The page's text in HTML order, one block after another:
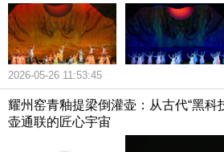
2026-05-26 11:53:45
耀州窑青釉提梁倒灌壶：从古代“黑科
壶通联的匠心宇宙